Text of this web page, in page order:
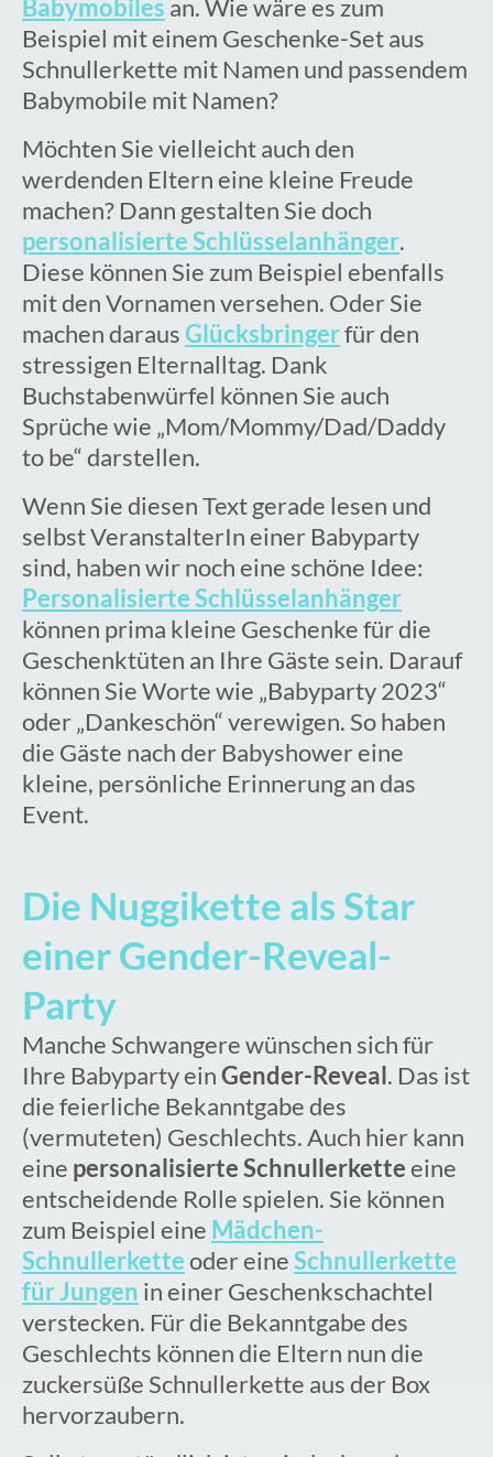
Babymobiles an. Wie wäre es zum
Beispiel mit einem Geschenke-Set aus
Schnullerkette mit Namen und passendem
Babymobile mit Namen?
Möchten Sie vielleicht auch den
werdenden Eltern eine kleine Freude
machen? Dann gestalten Sie doch
personalisierte Schlüsselanhänger.
Diese können Sie zum Beispiel ebenfalls
mit den Vornamen versehen. Oder Sie
machen darausGlücksbringerfür den
stressigen Elternalltag. Dank
Buchstabenwürfel können Sie auch
Sprüche wie „Mom/Mommy/Dad/Daddy
to be“ darstellen.
Wenn Sie diesen Text gerade lesen und
selbst VeranstalterIn einer Babyparty
sind, haben wir noch eine schöne Idee:
Personalisierte Schlüsselanhänger
können prima kleine Geschenke für die
Geschenktüten an Ihre Gäste sein. Darauf
können Sie Worte wie „Babyparty 2023“
oder „Dankeschön“ verewigen. So haben
die Gäste nach der Babyshower eine
kleine, persönliche Erinnerung an das
Event.
Die Nuggikette als Star
einer Gender-Reveal-
Party
Manche Schwangere wünschen sich für
Ihre Babyparty einGender-Reveal. Das ist
die feierliche Bekanntgabe des
(vermuteten) Geschlechts. Auch hier kann
eine personalisierte Schnullerketteeine
entscheidende Rolle spielen. Sie können
zum Beispiel eine Mädchen-
Schnullerketteoder eineSchnullerkette
für Jungen in einer Geschenkschachtel
verstecken. Für die Bekanntgabe des
Geschlechts können die Eltern nun die
zuckersüße Schnullerkette aus der Box
hervorzaubern.